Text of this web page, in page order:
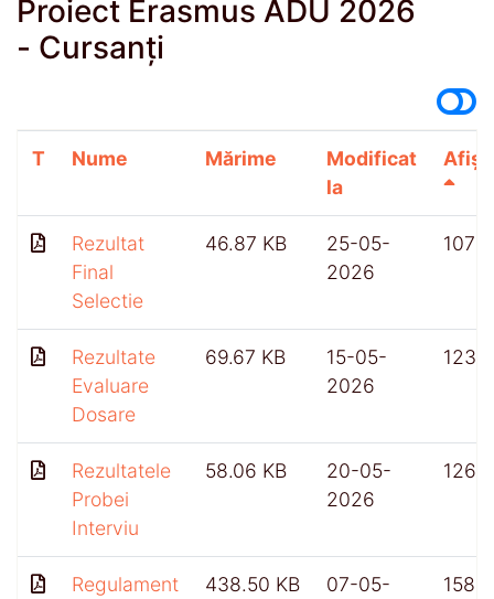
Proiect Erasmus ADU 2026
- Cursanți
T Nume Mărime
Modificat
la
Rezultat
Final
Selectie
46.87 KB
25-05-
2026
107
Rezultate
Evaluare
Dosare
69.67 KB
15-05-
2026
123
Rezultatele
Probei
Interviu
58.06 KB
20-05-
2026
126
Regulament
438.50 KB
07-05-
158